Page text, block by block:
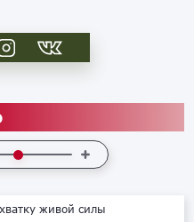
живой силы